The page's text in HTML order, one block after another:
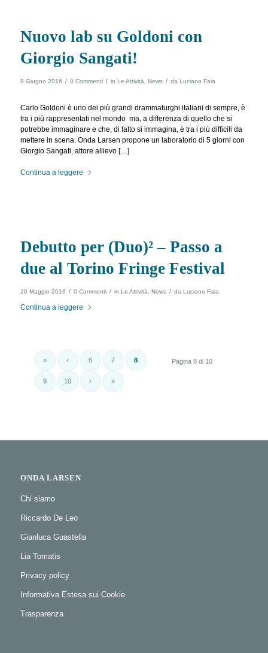
Nuovo lab su Goldoni con
Giorgio Sangati!
9 Giugno 2016 / 0 Commenti / in Le Attività News / da Luciano Faia
Carlo Goldoni è uno dei più grandi drammaturghi italiani di sempre, è
tra i più rappresentati nel mondo ma, a differenza di quello che si
potrebbe immaginare e che, di fatto si immagina, è tra i più difficili da
mettere in scena. Onda Larsen propone un laboratorio di 5 giorni con
Giorgio Sangati, attore allievo […]
Continua a leggere
Debutto per (Duo)² – Passo a
due al Torino Fringe Festival
20 Maggio 2016 / 0 Commenti / in Le Attività News / da Luciano Faia
Continua a leggere
Pagina 8 di 10
« ‹ 6 7 8
9 10 › »
ONDA LARSEN
Chi siamo
Riccardo De Leo
Gianluca Guastella
Lia Tomatis
Privacy policy
Informativa Estesa sui Cookie
Trasparenza